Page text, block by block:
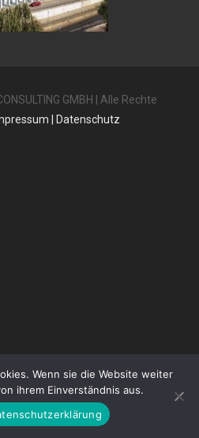
GMBH | Alle Rechte
Datenschutz
Wenn sie die Website weiter
ihrem Einverständnis aus.